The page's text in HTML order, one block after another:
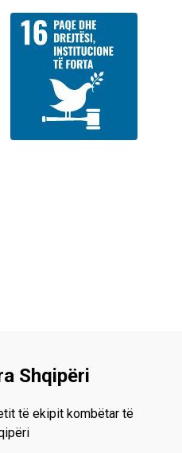
pasuniversitare në të
i Melburnit dhe
gjeografi nga Universiteti i
Shqipëri
të ekipit kombëtar të